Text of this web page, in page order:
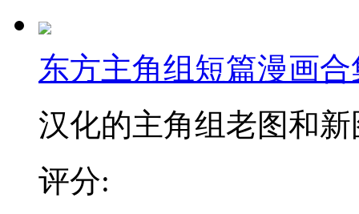
东方主角组短篇漫画合
汉化的主角组老图和新
评分: